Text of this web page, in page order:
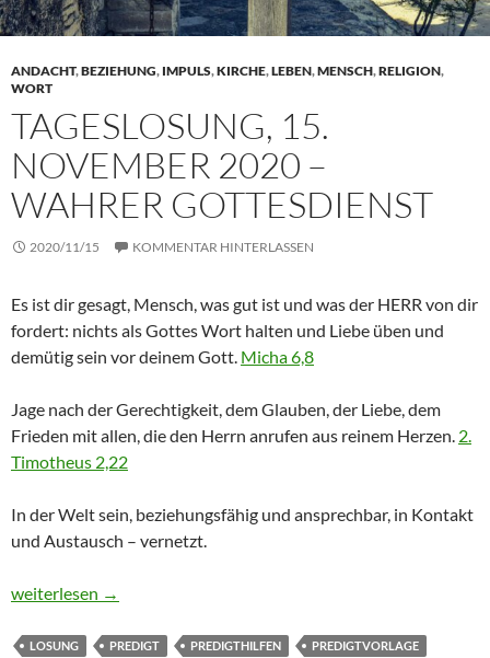
ANDACHT,BEZIEHUNG, IMPULS,KIRCHE,LEBEN,MENSCH,RELIGION,
WORT
TAGESLOSUNG, 15.
NOVEMBER 2020 –
WAHRER GOTTESDIENST
2020/11/15 KOMMENTAR HINTERLASSEN
Es ist dir gesagt, Mensch, was gut ist und was der HERR von dir
fordert: nichts als Gottes Wort halten und Liebe üben und
demütig sein vor deinem Gott. Micha 6,8
Jage nach der Gerechtigkeit, dem Glauben, der Liebe, dem
Frieden mit allen, die den Herrn anrufen aus reinem Herzen. 2.
Timotheus 2,22
In der Welt sein, beziehungsfähig und ansprechbar, in Kontakt
und Austausch – vernetzt.
Tageslosung, 15. November 2020 – wahrer Gottesdienst
weiterlesen →
LOSUNG PREDIGT PREDIGTHILFEN PREDIGTVORLAGE